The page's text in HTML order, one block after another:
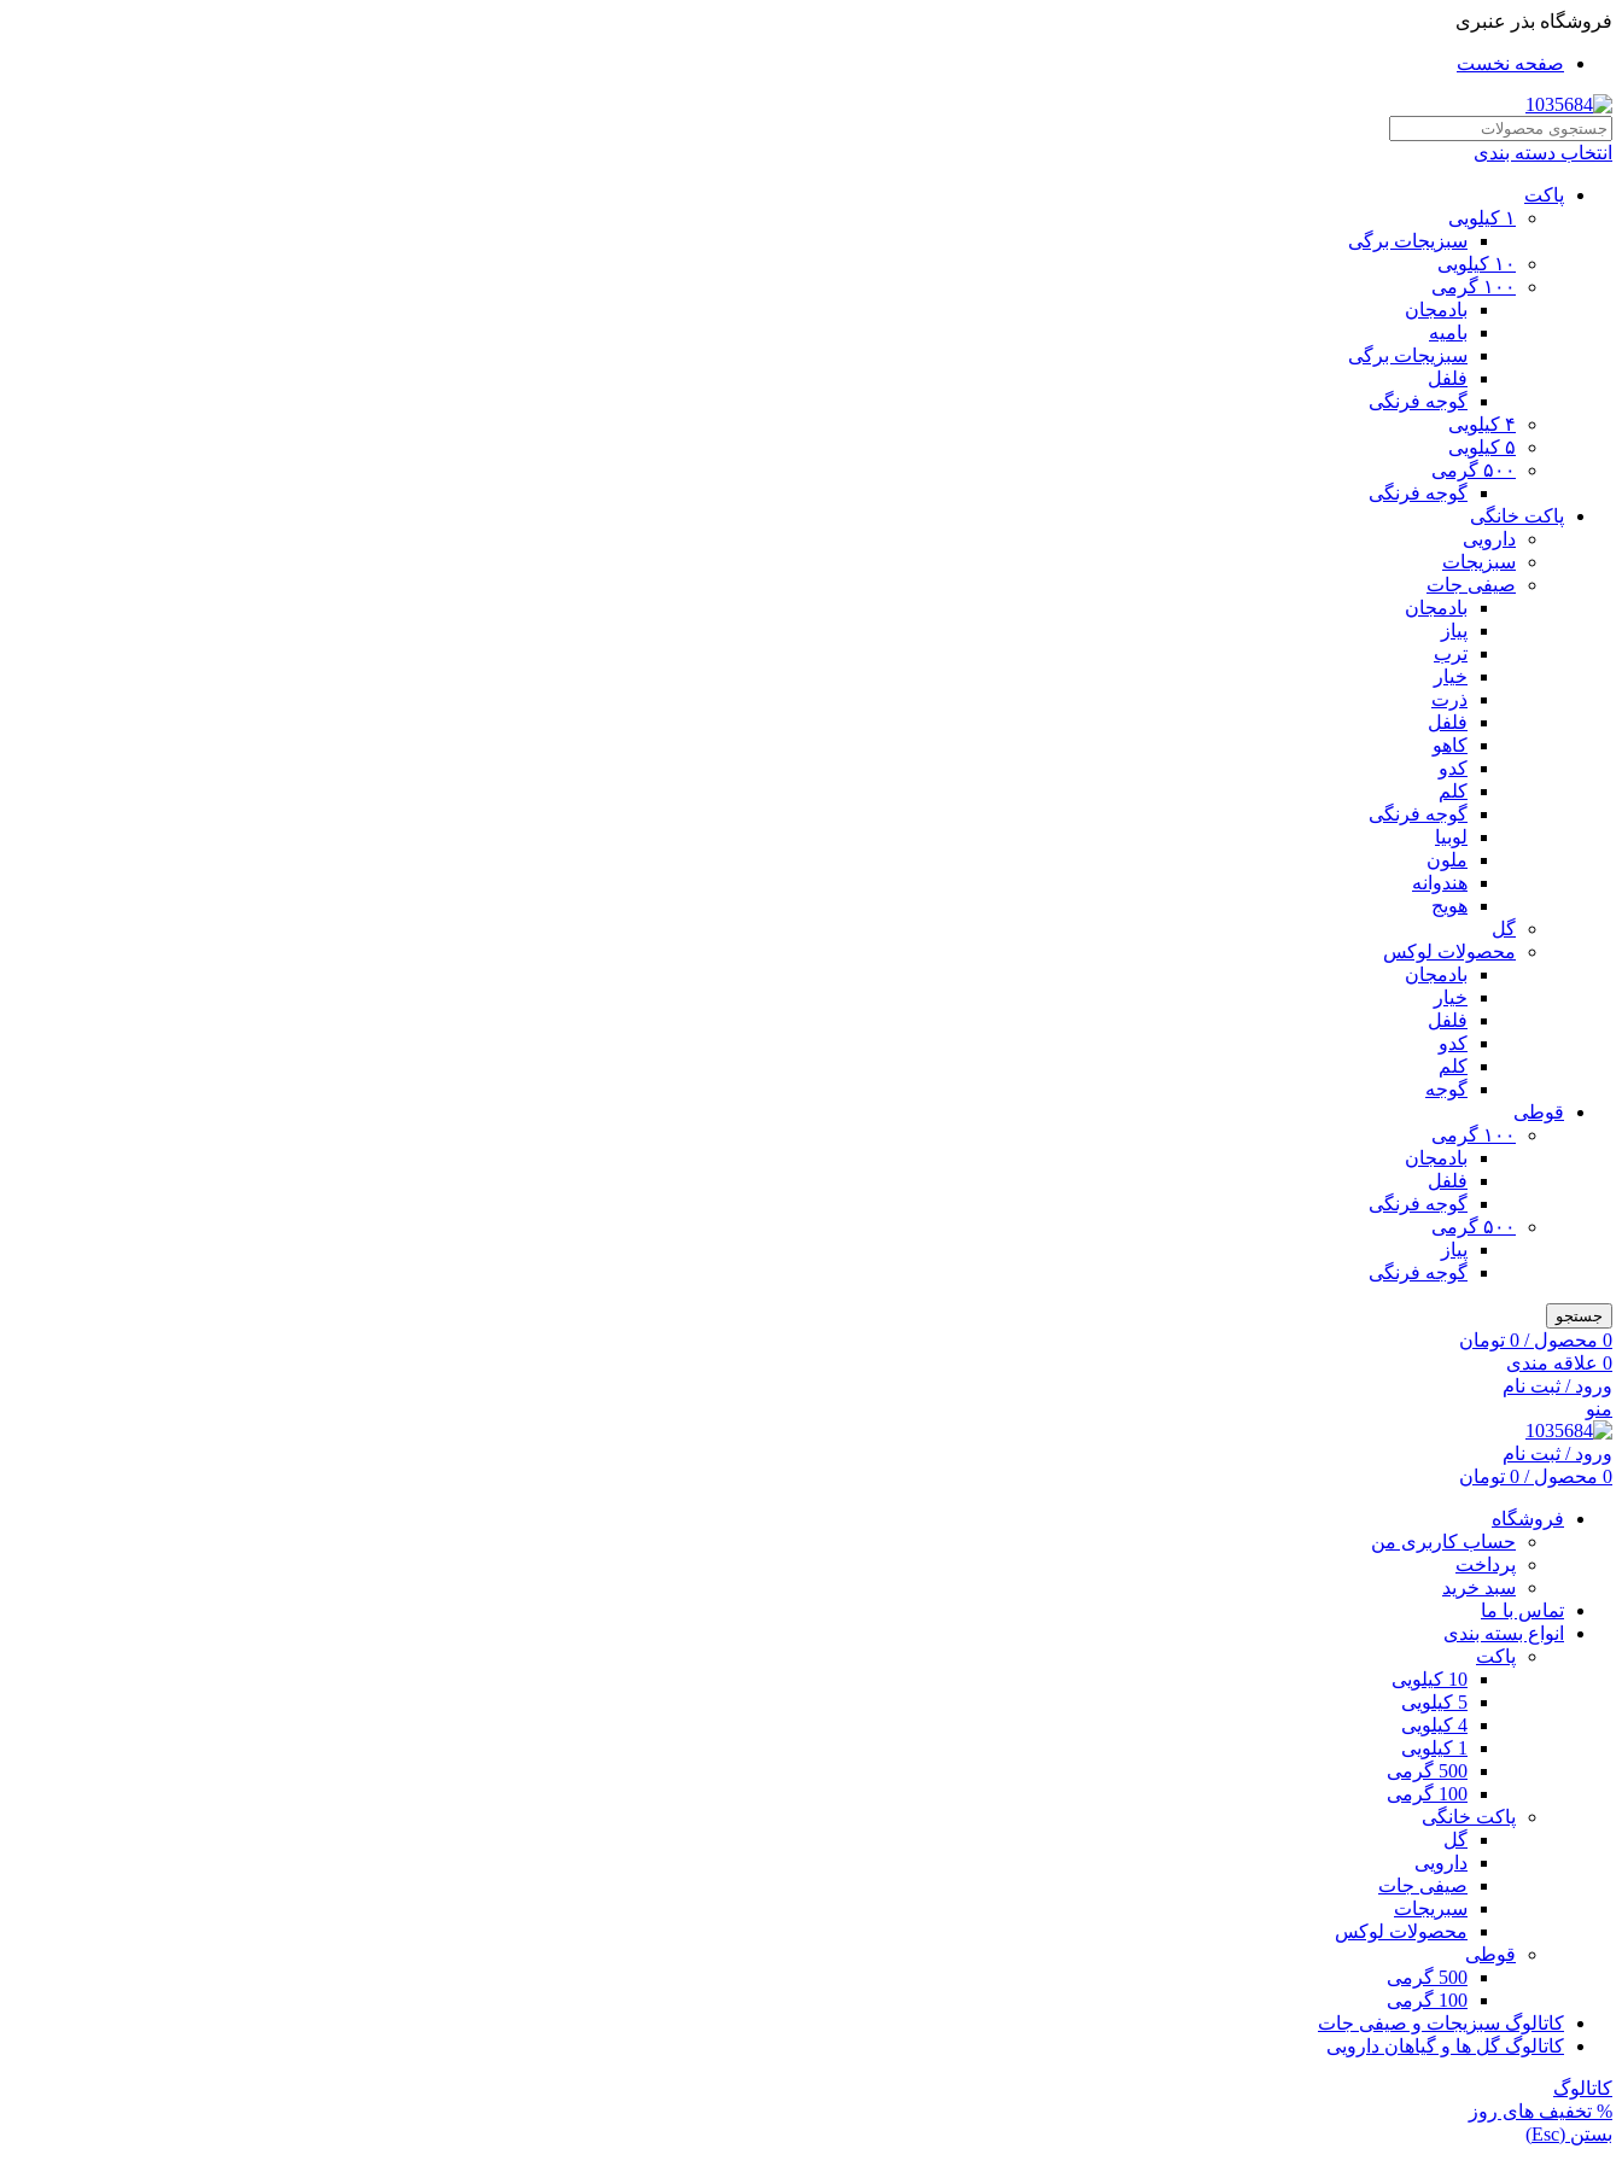
فروشگاه بذر عنبری
صفحه نخست
انتخاب دسته بندی
پاکت
۱ کیلویی
سبزیجات برگی
۱۰ کیلویی
۱۰۰ گرمی
بادمجان
بامیه
سبزیجات برگی
فلفل
گوجه فرنگی
۴ کیلویی
۵ کیلویی
۵۰۰ گرمی
گوجه فرنگی
پاکت خانگی
دارویی
سبزیجات
صیفی جات
بادمجان
پیاز
ترب
خیار
ذرت
فلفل
کاهو
کدو
کلم
گوجه فرنگی
لوبیا
ملون
هندوانه
هویج
گل
محصولات لوکس
بادمجان
خیار
فلفل
کدو
کلم
گوجه
قوطی
۱۰۰ گرمی
بادمجان
فلفل
گوجه فرنگی
۵۰۰ گرمی
پیاز
گوجه فرنگی
جستجو
0 محصول /
0 تومان
0 علاقه مندی
ورود / ثبت نام
منو
ورود / ثبت نام
0 محصول /
0 تومان
فروشگاه
حساب کاربری من
پرداخت
سبد خرید
تماس با ما
انواع بسته بندی
پاکت
10 کیلویی
5 کیلویی
4 کیلویی
1 کیلویی
500 گرمی
100 گرمی
پاکت خانگی
گل
دارویی
صیفی جات
سبریجات
محصولات لوکس
قوطی
500 گرمی
100 گرمی
کاتالوگ سبزیجات و صیفی جات
کاتالوگ گل ها و گیاهان دارویی
کاتالوگ
% تخفیف های روز
بستن (Esc)